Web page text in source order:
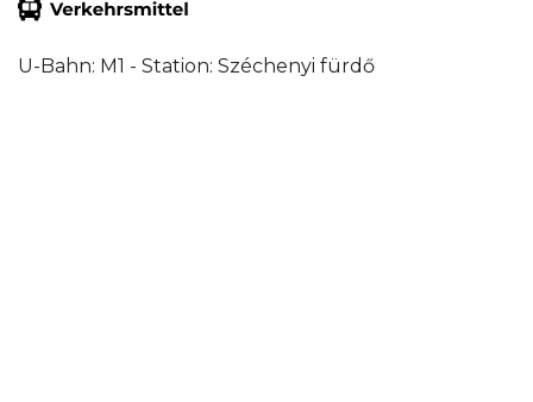
U-Bahn: M1 - Station: Széchenyi fürdő